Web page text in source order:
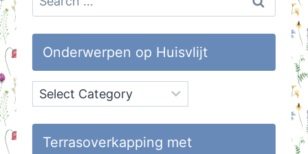
for:
Onderwerpen op Huisvlijt
Onderwerpen
op
Huisvlijt
Terrasoverkapping met